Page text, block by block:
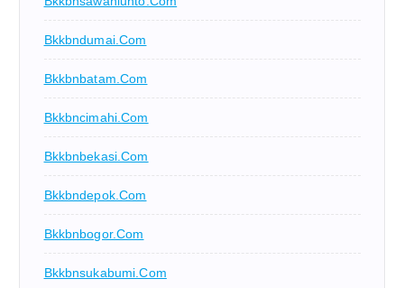
Bkkbndumai.com
Bkkbnbatam.com
Bkkbncimahi.com
Bkkbnbekasi.com
Bkkbndepok.com
Bkkbnbogor.com
Bkkbnsukabumi.com